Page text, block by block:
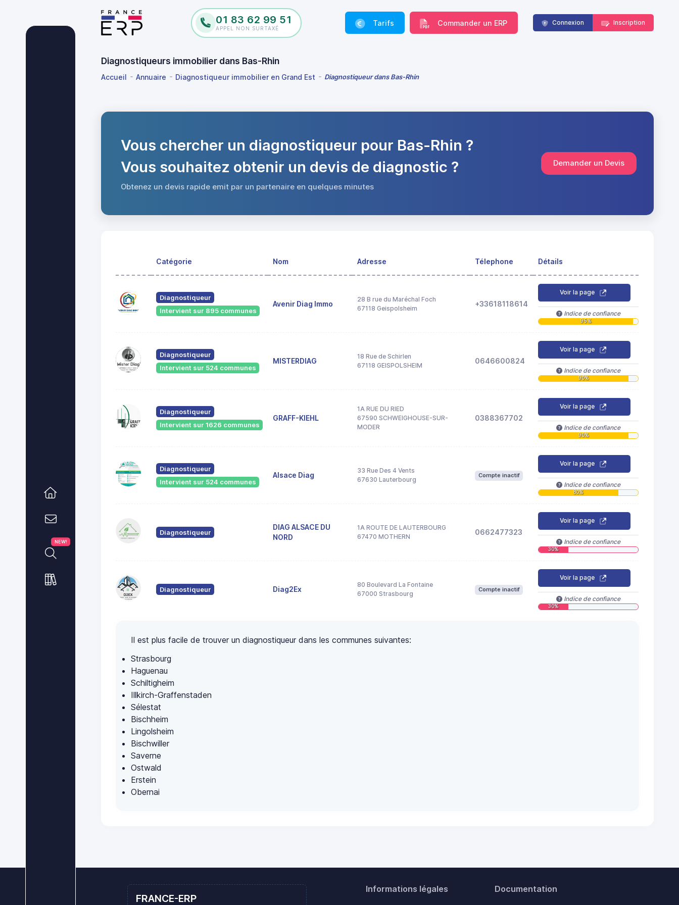
01 83 62 99 51
APPEL NON SURTAXÉ
Tarifs Commander un ERP Connexion Inscription
Diagnostiqueurs immobilier dans Bas-Rhin
Accueil Annuaire Diagnostiqueur immobilier en Grand Est Diagnostiqueur dans Bas-Rhin
NEW!
Vous chercher un diagnostiqueur pour Bas-Rhin ?
Vous souhaitez obtenir un devis de diagnostic ?
Obtenez un devis rapide emit par un partenaire en quelques minutes
Demander un Devis
Catégorie Nom Adresse Télephone Détails
Diagnostiqueur
Intervient sur 895 communes
Avenir Diag Immo
28 B rue du Maréchal Foch
67118 Geispolsheim
+33618118614
Voir la page
Indice de confiance
95%
Diagnostiqueur
Intervient sur 524 communes
MISTERDIAG
18 Rue de Schirlen
67118 GEISPOLSHEIM
0646600824
Voir la page
Indice de confiance
90%
Diagnostiqueur
Intervient sur 1626 communes
GRAFF-KIEHL
1A RUE DU RIED
67590 SCHWEIGHOUSE-SUR-
MODER
0388367702
Voir la page
Indice de confiance
90%
Diagnostiqueur
Intervient sur 524 communes
Alsace Diag
33 Rue Des 4 Vents
67630 Lauterbourg
Compte inactif
Voir la page
Indice de confiance
80%
Diagnostiqueur
DIAG ALSACE DU
NORD
1A ROUTE DE LAUTERBOURG
67470 MOTHERN
0662477323
Voir la page
Indice de confiance
30%
Diagnostiqueur Diag2Ex
80 Boulevard La Fontaine
67000 Strasbourg
Compte inactif
Voir la page
Indice de confiance
30%
Il est plus facile de trouver un diagnostiqueur dans les communes suivantes:
Strasbourg
Haguenau
Schiltigheim
Illkirch-Graffenstaden
Sélestat
Bischheim
Lingolsheim
Bischwiller
Saverne
Ostwald
Erstein
Obernai
FRANCE-ERP
Informations légales Documentation